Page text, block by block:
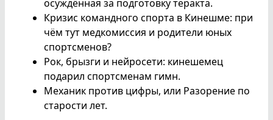
осуждённая за подготовку теракта.
Кризис командного спорта в Кинешме: при
чём тут медкомиссия и родители юных
спортсменов?
Рок, брызги и нейросети: кинешемец
подарил спортсменам гимн.
Механик против цифры, или Разорение по
старости лет.